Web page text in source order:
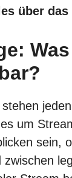
über das
um
sein,
zwischen